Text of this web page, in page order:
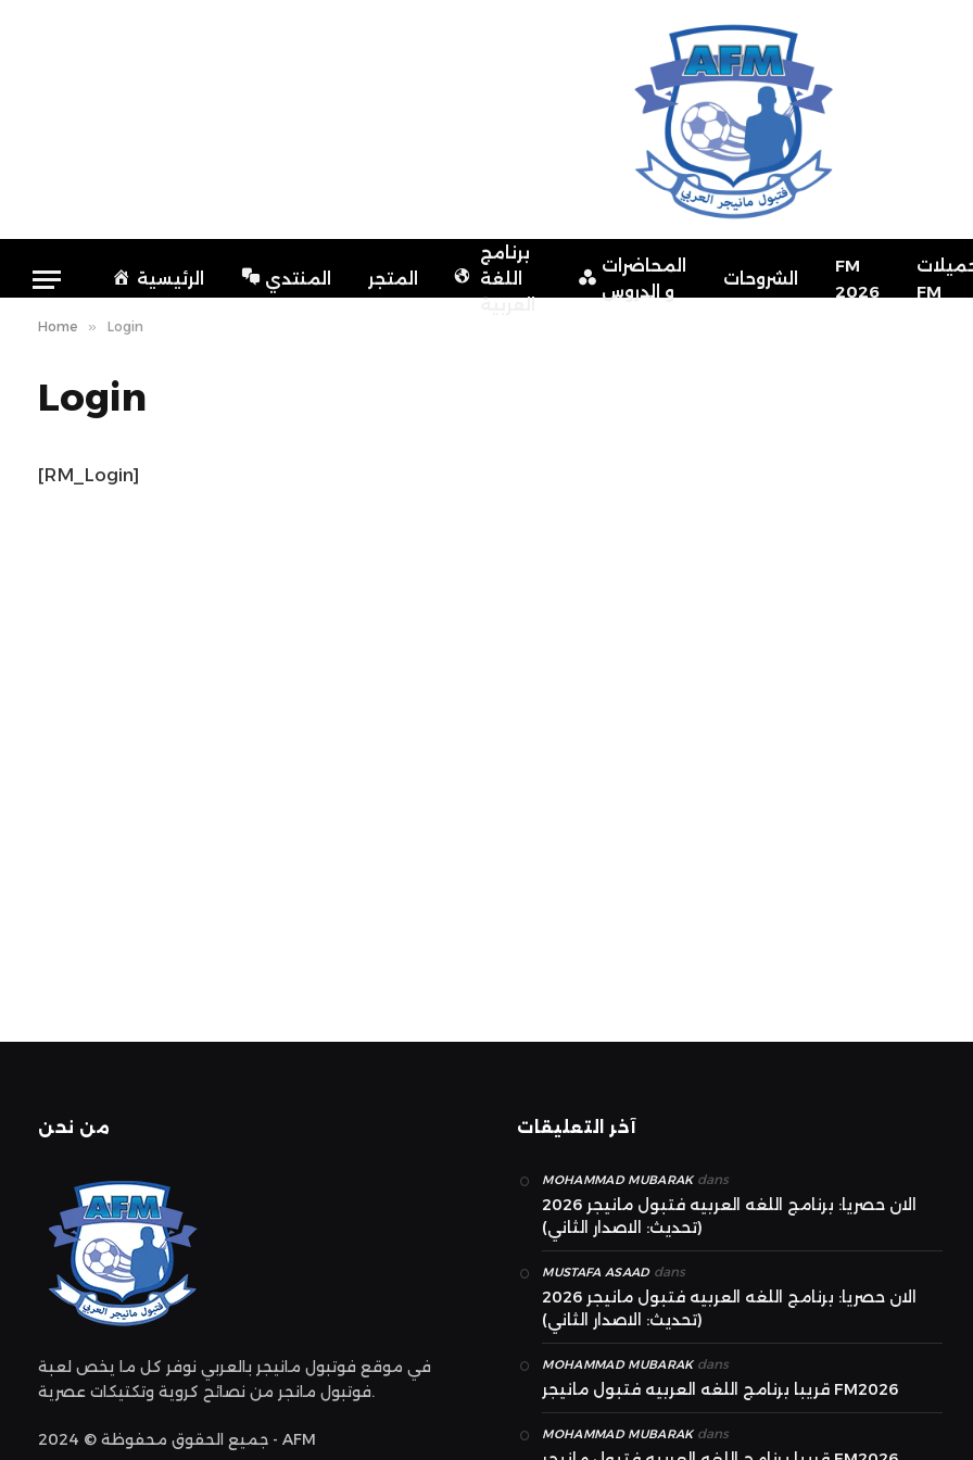
الرئيسية المنتدي المتجر
برنامج
اللغة
العربية
المحاضرات
و الدروس
الشروحات
FM
2026
FM
Home » Login
Login
[RM_Login]
من نحن
في موقع فوتبول مانيجر بالعربي نوفر كل ما يخص لعبة
فوتبول مانجر من نصائح كروية وتكتيكات عصرية.
جميع الحقوق محفوظة © 2024 - AFM
آخر التعليقات
MOHAMMAD MUBARAKdans
الان حصريا: برنامج اللغه العربيه فتبول مانيجر 2026
(تحديث: الاصدار الثاني)
MUSTAFA ASAADdans
الان حصريا: برنامج اللغه العربيه فتبول مانيجر 2026
(تحديث: الاصدار الثاني)
MOHAMMAD MUBARAKdans
قريبا برنامج اللغه العربيه فتبول مانيجر FM2026
MOHAMMAD MUBARAKdans